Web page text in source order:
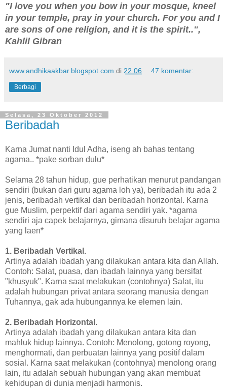
"I love you when you bow in your mosque, kneel
in your temple, pray in your church. For you and I
are sons of one religion, and it is the spirit..",
Kahlil Gibran
www.andhikaakbar.blogspot.com di 22.06 47 komentar:
Berbagi
Selasa, 23 Oktober 2012
Beribadah
Karna Jumat nanti Idul Adha, iseng ah bahas tentang
agama.. *pake sorban dulu*
Selama 28 tahun hidup, gue perhatikan menurut pandangan
sendiri (bukan dari guru agama loh ya), beribadah itu ada 2
jenis, beribadah vertikal dan beribadah horizontal. Karna
gue Muslim, perpektif dari agama sendiri yak. *agama
sendiri aja capek belajarnya, gimana disuruh belajar agama
yang laen*
1. Beribadah Vertikal.
Artinya adalah ibadah yang dilakukan antara kita dan Allah.
Contoh: Salat, puasa, dan ibadah lainnya yang bersifat
"khusyuk". Karna saat melakukan (contohnya) Salat, itu
adalah hubungan privat antara seorang manusia dengan
Tuhannya, gak ada hubungannya ke elemen lain.
2. Beribadah Horizontal.
Artinya adalah ibadah yang dilakukan antara kita dan
mahluk hidup lainnya. Contoh: Menolong, gotong royong,
menghormati, dan perbuatan lainnya yang positif dalam
sosial. Karna saat melakukan (contohnya) menolong orang
lain, itu adalah sebuah hubungan yang akan membuat
kehidupan di dunia menjadi harmonis.